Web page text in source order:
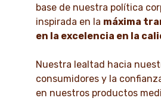
base de nuestra política
inspirada en la máxima
en la excelencia en la
Nuestra lealtad hacia
consumidores y la
en nuestros productos